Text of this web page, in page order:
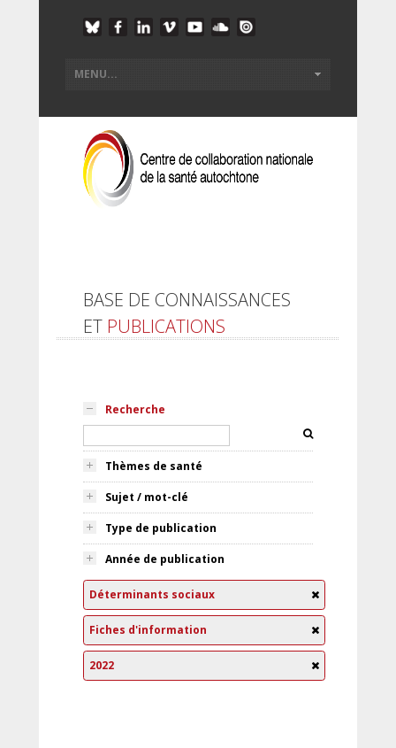
BASE DE CONNAISSANCES
ET PUBLICATIONS
Recherche
Thèmes de santé
Sujet / mot-clé
Type de publication
Année de publication
Déterminants sociaux
Fiches d'information
2022